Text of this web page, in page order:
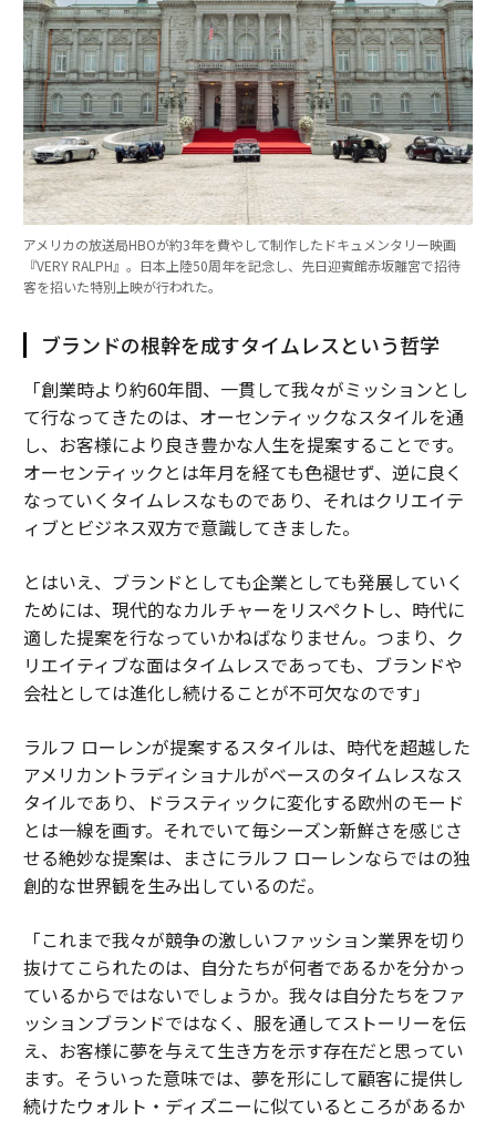
アメリカの放送局HBOが約3年を費やして制作したドキュメンタリー映画
『VERY RALPH』。日本上陸50周年を記念し、先日迎賓館赤坂離宮で招待
客を招いた特別上映が行われた。
ブランドの根幹を成すタイムレスという哲学
「創業時より約60年間、一貫して我々がミッションとし
て行なってきたのは、オーセンティックなスタイルを通
し、お客様により良き豊かな人生を提案することです。
オーセンティックとは年月を経ても色褪せず、逆に良く
なっていくタイムレスなものであり、それはクリエイテ
ィブとビジネス双方で意識してきました。
とはいえ、ブランドとしても企業としても発展していく
ためには、現代的なカルチャーをリスペクトし、時代に
適した提案を行なっていかねばなりません。つまり、ク
リエイティブな面はタイムレスであっても、ブランドや
会社としては進化し続けることが不可欠なのです」
ラルフ ローレンが提案するスタイルは、時代を超越した
アメリカントラディショナルがベースのタイムレスなス
タイルであり、ドラスティックに変化する欧州のモード
とは一線を画す。それでいて毎シーズン新鮮さを感じさ
せる絶妙な提案は、まさにラルフ ローレンならではの独
創的な世界観を生み出しているのだ。
「これまで我々が競争の激しいファッション業界を切り
抜けてこられたのは、自分たちが何者であるかを分かっ
ているからではないでしょうか。我々は自分たちをファ
ッションブランドではなく、服を通してストーリーを伝
え、お客様に夢を与えて生き方を示す存在だと思ってい
ます。そういった意味では、夢を形にして顧客に提供し
続けたウォルト・ディズニーに似ているところがあるか